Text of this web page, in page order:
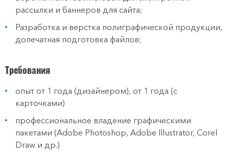
рассылки и баннеров для сайта;
Разработка и верстка полиграфической продукции,
допечатная подготовка файлов;
Требования
опыт от 1 года (дизайнером), от 1 года (с
карточками)
профессиональное владение графическими
пакетами (Adobe Photoshop, Adobe Illustrator, Corel
Draw и др.)